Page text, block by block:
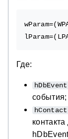
Где:
hDbEvent
события;
hContact